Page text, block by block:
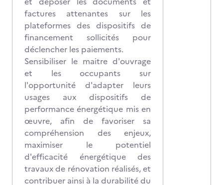
factures attenantes sur les
plateformes des dispositifs de
financement sollicités pour
déclencher les paiements.
Sensibiliser le maitre d'ouvrage
et les occupants sur
l'opportunité d'adapter leurs
usages aux dispositifs de
performance énergétique mis en
œuvre, afin de favoriser sa
compréhension des enjeux,
maximiser le potentiel
d'efficacité énergétique des
travaux de rénovation réalisés, et
contribuer ainsi à la durabilité du